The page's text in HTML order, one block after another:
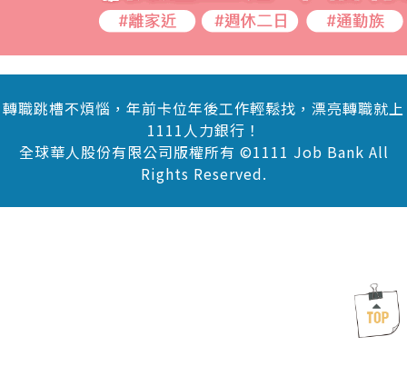
轉職跳槽不煩惱，年前卡位年後工作輕鬆找，漂亮轉職就上
1111人力銀行！
全球華人股份有限公司版權所有 ©1111 Job Bank All
Rights Reserved.